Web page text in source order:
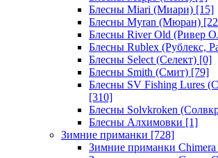
Блесны Miari (Миари) [15]
Блесны Myran (Мюран)
Блесны River Old (Ривер
Блесны Rublex (Рублекс,
Блесны Select (Селект) [0]
Блесны Smith (Смит) [79]
Блесны SV Fishing Lures
[310]
Блесны Solvkroken
Блесны Алхимовки [1]
Зимние приманки [728]
Зимние приманки